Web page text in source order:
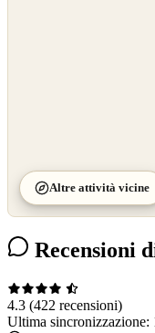
Altre attività vicine
Recensioni
4.3 (422 recensioni)
Ultima sincronizzazione: